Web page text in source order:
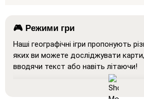
🎮 Режими гри
Наші географічні ігри пропонують
яких ви можете досліджувати
вводячи текст або навіть літаючи!
: Режим навчання, у
відображаються на карті, що